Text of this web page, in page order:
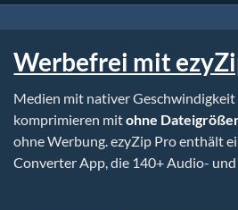
Werbefrei mit
Medien mit nativer
komprimieren mitohne
ohne Werbung. ezyZip Pro enthält
Converter App, die 140+ Audio-